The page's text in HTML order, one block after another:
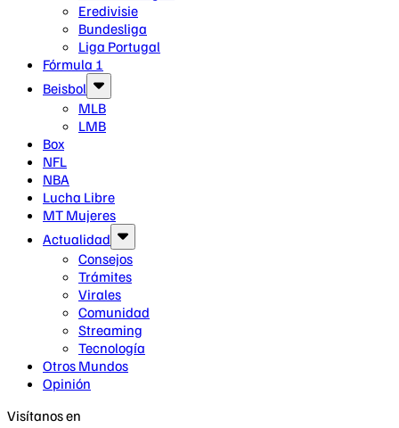
Eredivisie
Bundesliga
Liga Portugal
Fórmula 1
Beisbol
MLB
LMB
Box
NFL
NBA
Lucha Libre
MT Mujeres
Actualidad
Consejos
Trámites
Virales
Comunidad
Streaming
Tecnología
Otros Mundos
Opinión
Visítanos en